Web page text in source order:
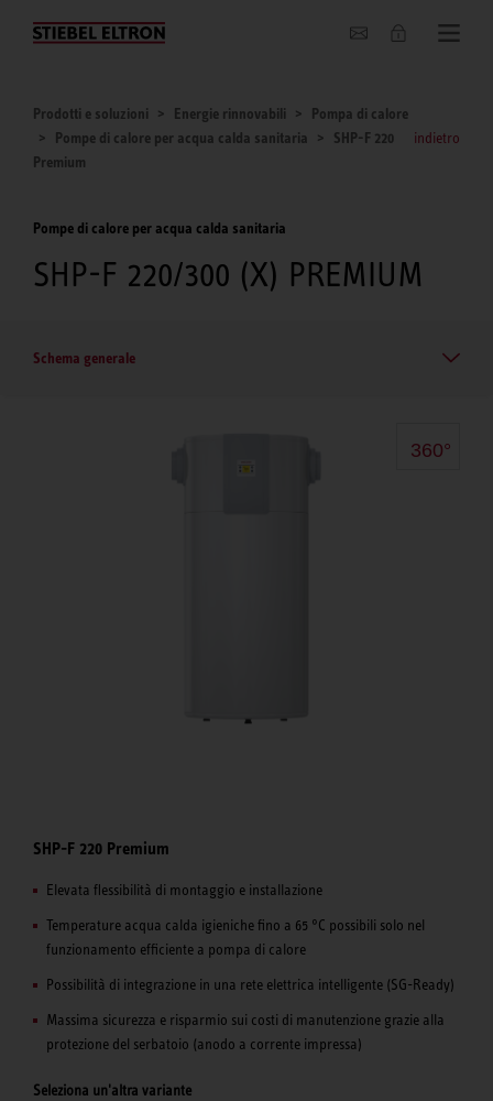
Chi siamo
Prodotti e soluzioni Energie rinnovabili
Pompa di calore
Pompe di calore per acqua calda sanitaria
SHP-F 220
Premium
indietro
Pompe di calore per acqua calda sanitaria
SHP-F 220/300 (X) PREMIUM
Schema generale
360°
SHP-F 220 Premium
Elevata flessibilità di montaggio e installazione
Temperature acqua calda igieniche fino a 65 °C possibili solo nel
funzionamento efficiente a pompa di calore
Possibilità di integrazione in una rete elettrica intelligente (SG-Ready)
Massima sicurezza e risparmio sui costi di manutenzione grazie alla
protezione del serbatoio (anodo a corrente impressa)
Seleziona un'altra variante